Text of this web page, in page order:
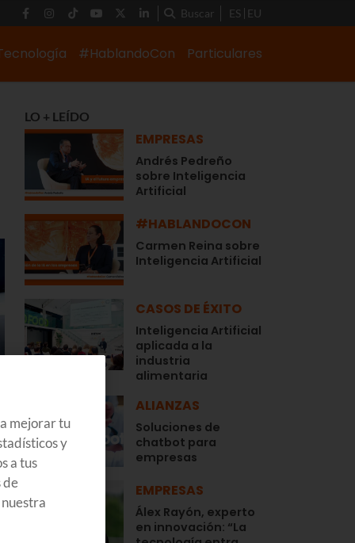
Buscar ES EU
#HablandoCon Particulares
LO + LEÍDO
EMPRESAS
Andrés Pedreño
sobre Inteligencia
Artificial
#HABLANDOCON
Carmen Reina sobre
Inteligencia Artificial
CASOS DE ÉXITO
Inteligencia Artificial
aplicada a la
industria
alimentaria
ALIANZAS
Soluciones de
chatbot para
empresas
EMPRESAS
Álex Rayón, experto
en innovación: “La
mejorar tu
y
a tus
de